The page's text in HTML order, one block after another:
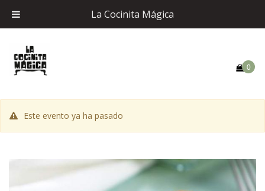
0
Este evento ya ha pasado
La Cocinita Mágica